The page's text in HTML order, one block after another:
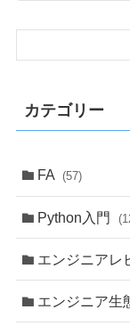
カテゴリー
FA (57)
Python入門
エンジニアレ
エンジニア生